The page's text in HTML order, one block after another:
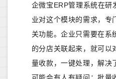
企微宝ERP管理系统在研
业对这个模块的需求，专
关功能。企业只需要在系
的分店关联起来，就可以
量收款，一键处理，解决
可能会有人有疑问：批量